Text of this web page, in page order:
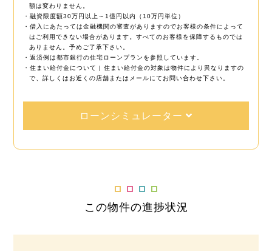
額は変わりません。
・融資限度額30万円以上～1億円以内（10万円単位）
・借入にあたっては金融機関の審査がありますのでお客様の条件によって
はご利用できない場合があります。すべてのお客様を保障するものでは
ありません。予めご了承下さい。
・返済例は都市銀行の住宅ローンプランを参照しています。
・住まい給付金について | 住まい給付金の対象は物件により異なりますの
で、詳しくはお近くの店舗またはメールにてお問い合わせ下さい。
ローンシミュレーター
この物件の進捗状況